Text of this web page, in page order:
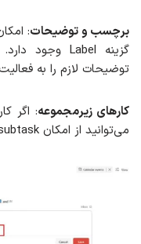
برچسب و توضیحات:
توضیحات لازم را به
کارهای زیرمجموعه: اگر
می‌توانید از امکان Add subtask استفاده کنید.